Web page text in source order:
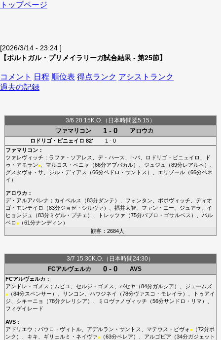
トップページ
[2026/3/14 - 23:24 ]
【ポルトガル・プリメイラリーガ試合結果 - 第25節】
コメント 日程 順位表 得点ランク アシストランク
過去の記録
3/6 20:15K.O.（日本時間翌5:15）
ファマリコン
1 - 0 アロウカ
ロドリゴ・ピニェイロ 82'
1 - 0
ファマリコン：
ツァレヴィッチ ； ラファ・ソアレス デ・ハース I･バ、 ロドリゴ・ピニェイロ
ド
ゥ・アモラン■、 マルコス・ペニャ （66分アブバカル）、 ジュジュ （89分レアルペ）、
グスタヴォ・サ、 ジル・ディアス （66分ペドロ・サントス ）、 エリゾール（66分ベネ
イ ）
アロウカ ：
デ・アルアバレナ ； カイペルス （83分ダンテ ）、 フォンタン ポポヴィッチ
ディオ
ゴ・モンテイロ
（83分ジョゼ・シルヴァ ）、 福井太智、 ファン・エー ジュアラ
イ
ヒョンジュ
（83分ミゲル・プチェ ）、 トレッツァ （75分パブロ・ゴサルベス ）、 バル
ベロ ■（61分ナンディン ）
観客：2684人
3/7 15:30K.O.（日本時間24:30）
FCアルヴェルカ
0 - 0 AVS
FCアルヴェルカ ：
アンドレ・ゴメス ； ムピユ セルジ・ゴメス バセヤ （84分ガルシア ）、 ジェームズ
■（84分スペンサー ）、 リンコン ハウジネイ （78分ヴァスコ・モレイラ ）、
トゥアイ
ジ
シキーニョ （78分クレリシア ）、 ミロヴァノヴィッチ （56分サンドロ・リマ ）、
フィゲイレード
AVS：
アドリエウ ； パウロ・ヴィトル、 アデルラン・サントス マテウス・ピヴォ ■（72分ポ
ンク ）、 キキ ギリェルミ・ネイヴァ■（63分ペレア ）、 アルゴビア （34分ガジェット